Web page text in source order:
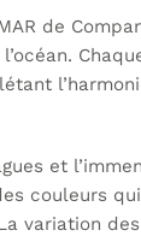
de
et
couleurs
variation